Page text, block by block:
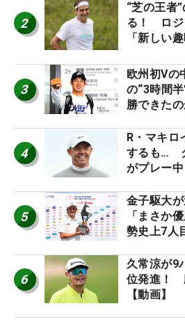
2
“芝の王者
る！ ロジ
「新しい
3
欧州初V
の“3時間
勝できたの
4
R・マキロ
するも…
がプレー中
5
金子駆大
「まさか
勢史上7人
6
久常涼が9
位発進！
【動画】